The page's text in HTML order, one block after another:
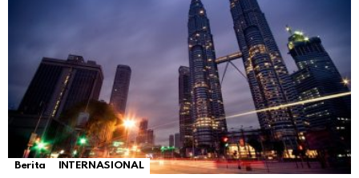
Berita INTERNASIONAL